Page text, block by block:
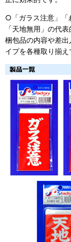
○「ガラス注意」「
「天地無用」の代
梱包品の内容や差
イプを各種取り揃え